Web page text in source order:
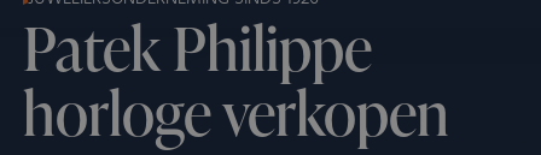
Patek Philippe
horloge verkopen